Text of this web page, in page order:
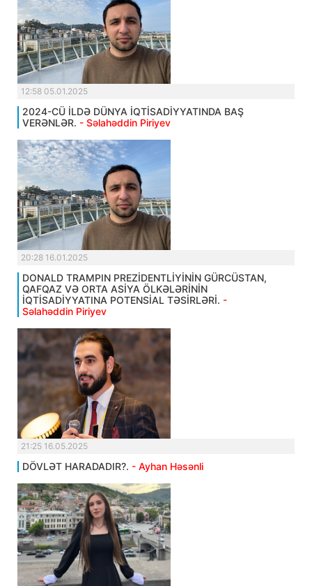
12:58 05.01.2025
2024-CÜ İLDƏ DÜNYA İQTİSADİYYATINDA BAŞ
VERƏNLƏR. - Səlahəddin Piriyev
20:28 16.01.2025
DONALD TRAMPIN PREZİDENTLİYİNİN GÜRCÜSTAN,
QAFQAZ VƏ ORTA ASİYA ÖLKƏLƏRİNİN
İQTİSADİYYATINA POTENSİAL TƏSİRLƏRİ. -
Səlahəddin Piriyev
21:25 16.05.2025
DÖVLƏT HARADADIR?. - Ayhan Həsənli